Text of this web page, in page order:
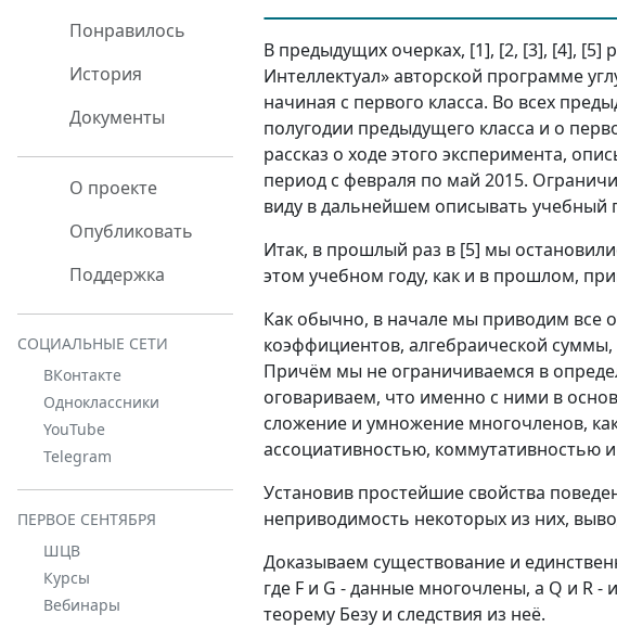
Понравилось
История
Документы
О проекте
Опубликовать
Поддержка
СОЦИАЛЬНЫЕ СЕТИ
ВКонтакте
Одноклассники
YouTube
Telegram
ПЕРВОЕ СЕНТЯБРЯ
ШЦВ
Курсы
Вебинары
В предыдущих очерках, [1], [2, [3], [4], [5]
Интеллектуал» авторской программе
начиная с первого класса. Во всех
полугодии предыдущего класса и о
рассказ о ходе этого эксперимента,
период с февраля по май 2015.
виду в дальнейшем описывать учебный
Итак, в прошлый раз в [5] мы
этом учебном году, как и в прошлом,
Как обычно, в начале мы приводим все
коэффициентов, алгебраической
Причём мы не ограничиваемся в
оговариваем, что именно с ними в
сложение и умножение многочленов,
ассоциативностью, коммутативностью
Установив простейшие свойства
неприводимость некоторых из них,
Доказываем существование и
где F и G - данные многочлены, а Q и R
теорему Безу и следствия из неё.